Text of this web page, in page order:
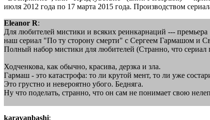
июля 2012 года по 17 марта 2015 года. Производством
Eleanor R:
Для любителей мистики и всяких реинкарнаций --- премьера
наш сериал "По ту сторону смерти" с Сергеем Гармашом и
Полный набор мистики для любителей (Странно, что
Ходченкова, как обычно, красива, дерзка и зла.
Гармаш - это катастрофа: то ли крутой мент, то ли уже
Это грустно и невероятно убого. Бедняга.
Ну что поделать, странно, что он сам не понимает свою
karavanbashi: